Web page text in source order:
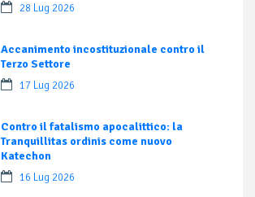
28 Lug 2026
Accanimento incostituzionale contro il
Terzo Settore
17 Lug 2026
Contro il fatalismo apocalittico: la
Tranquillitas ordinis come nuovo
Katechon
16 Lug 2026